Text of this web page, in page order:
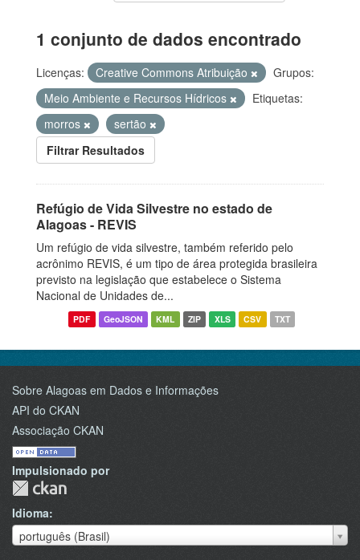
1 conjunto de dados encontrado
Licenças: Creative Commons Atribuição
Grupos:
Meio Ambiente e Recursos Hídricos
Etiquetas:
morros
sertão
Filtrar Resultados
Refúgio de Vida Silvestre no estado de
Alagoas - REVIS
Um refúgio de vida silvestre, também referido pelo
acrônimo REVIS, é um tipo de área protegida brasileira
previsto na legislação que estabelece o Sistema
Nacional de Unidades de...
PDF GeoJSON KML ZIP XLS CSV TXT
Sobre Alagoas em Dados e Informações
API do CKAN
Associação CKAN
Impulsionado por
Idioma
português (Brasil)
Idioma